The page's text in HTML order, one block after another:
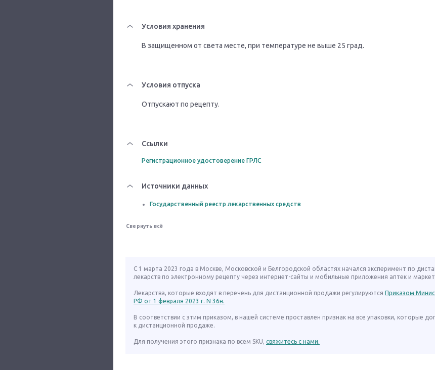
Условия хранения
В защищенном от света месте, при температуре не выше 25 град.
Условия отпуска
Отпускают по рецепту.
Ссылки
Регистрационное удостоверение ГРЛС
Источники данных
Государственный реестр лекарственных средств
Свернуть всё
С 1 марта 2023 года в Москве, Московской и Белгородской областях начался эксперимент по
лекарств по электронному рецепту через интернет-сайты и мобильные приложения аптек и
Лекарства, которые входят в перечень для дистанционной продажи регулируются Приказом
РФ от 1 февраля 2023 г. N 36н.
В соответствии с этим приказом, в нашей системе проставлен признак на все упаковки, которые
к дистанционной продаже.
Для получения этого признака по всем SKU, свяжитесь с нами.